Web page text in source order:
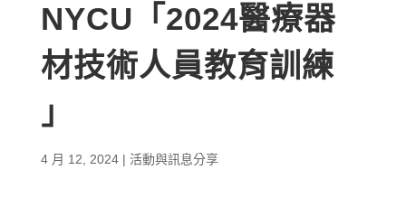
NYCU「2024醫療器
材技術人員教育訓練
」
4 月 12, 2024| 活動與訊息分享